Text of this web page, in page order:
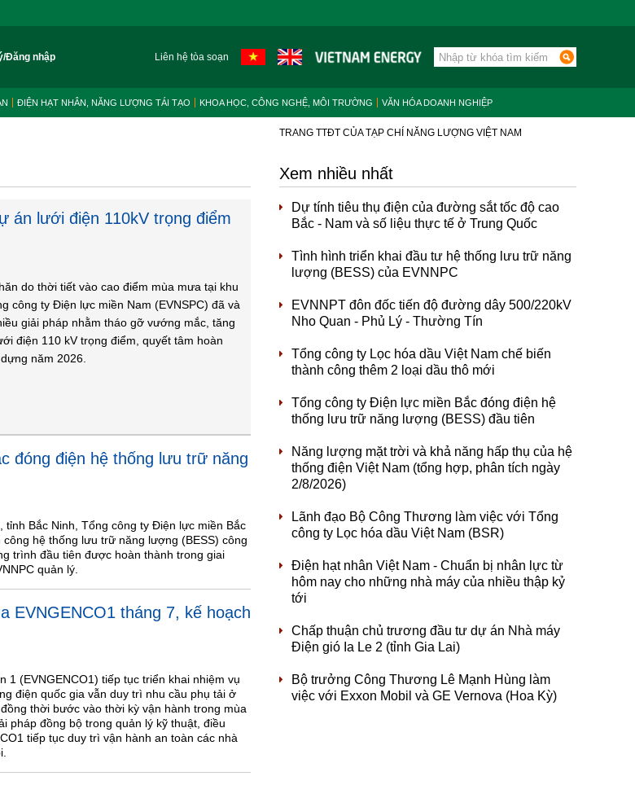
Đăng nhập Liên hệ tòa soạn
ĐIỆN HẠT NHÂN, NĂNG LƯỢNG TÁI TẠO KHOA HỌC, CÔNG NGHỆ, MÔI TRƯỜNG VĂN HÓA DOANH NGHIỆP
TRANG TTĐT CỦA TẠP CHÍ NĂNG LƯỢNG VIỆT NAM
án lưới điện 110kV trọng điểm
do thời tiết vào cao điểm mùa mưa tại khu
công ty Điện lực miền Nam (EVNSPC) đã và
giải pháp nhằm tháo gỡ vướng mắc, tăng
điện 110 kV trọng điểm, quyết tâm hoàn
năm 2026.
đóng điện hệ thống lưu trữ năng
tỉnh Bắc Ninh, Tổng công ty Điện lực miền Bắc
hệ thống lưu trữ năng lượng (BESS) công
trình đầu tiên được hoàn thành trong giai
quản lý.
EVNGENCO1 tháng 7, kế hoạch
1 (EVNGENCO1) tiếp tục triển khai nhiệm vụ
điện quốc gia vẫn duy trì nhu cầu phụ tải ở
thời bước vào thời kỳ vận hành trong mùa
pháp đồng bộ trong quản lý kỹ thuật, điều
tiếp tục duy trì vận hành an toàn các nhà
Xem nhiều nhất
Dự tính tiêu thụ điện của đường sắt tốc độ cao
Bắc - Nam và số liệu thực tế ở Trung Quốc
Tình hình triển khai đầu tư hệ thống lưu trữ năng
lượng (BESS) của EVNNPC
EVNNPT đôn đốc tiến độ đường dây 500/220kV
Nho Quan - Phủ Lý - Thường Tín
Tổng công ty Lọc hóa dầu Việt Nam chế biến
thành công thêm 2 loại dầu thô mới
Tổng công ty Điện lực miền Bắc đóng điện hệ
thống lưu trữ năng lượng (BESS) đầu tiên
Năng lượng mặt trời và khả năng hấp thụ của hệ
thống điện Việt Nam (tổng hợp, phân tích ngày
2/8/2026)
Lãnh đạo Bộ Công Thương làm việc với Tổng
công ty Lọc hóa dầu Việt Nam (BSR)
Điện hạt nhân Việt Nam - Chuẩn bị nhân lực từ
hôm nay cho những nhà máy của nhiều thập kỷ
tới
Chấp thuận chủ trương đầu tư dự án Nhà máy
Điện gió Ia Le 2 (tỉnh Gia Lai)
Bộ trưởng Công Thương Lê Mạnh Hùng làm
việc với Exxon Mobil và GE Vernova (Hoa Kỳ)